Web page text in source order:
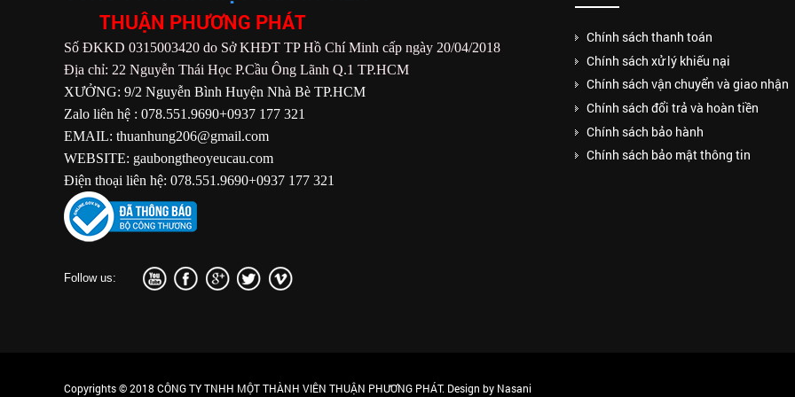
THUẬN PHƯƠNG PHÁT
Số ĐKKD 0315003420 do Sở KHĐT TP Hồ Chí Minh cấp ngày 20/04/2018
Địa chỉ: 22 Nguyễn Thái Học P.Cầu Ông Lãnh Q.1 TP.HCM
XƯỞNG: 9/2 Nguyễn Bình Huyện Nhà Bè TP.HCM
Zalo liên hệ : 078.551.9690+0937 177 321
EMAIL: thuanhung206@gmail.com
WEBSITE: gaubongtheoyeucau.com
Điện thoại liên hệ: 078.551.9690+0937 177 321
Follow us:
Chính sách thanh toán
Chính sách xử lý khiếu nại
Chính sách vận chuyển và giao nhận
Chính sách đổi trả và hoàn tiền
Chính sách bảo hành
Chính sách bảo mật thông tin
Copyrights © 2018 CÔNG TY TNHH MỘT THÀNH VIÊN THUẬN PHƯƠNG PHÁT. Design by Nasani